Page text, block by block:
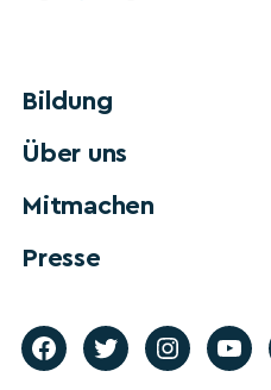
Bildung
Über uns
Mitmachen
Presse